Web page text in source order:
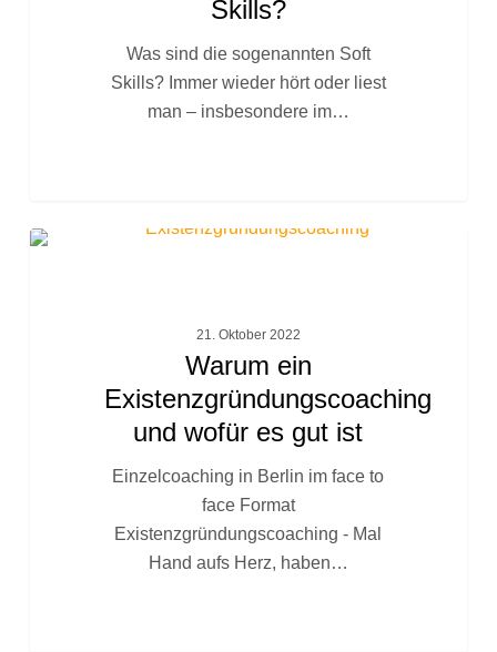
Skills?
Was sind die sogenannten Soft
Skills? Immer wieder hört oder liest
man – insbesondere im…
Warum
und
wofür
gut
ist
21. Oktober 2022
Warum ein
Existenzgründungscoaching
und wofür es gut ist
Einzelcoaching in Berlin im face to
face Format
Existenzgründungscoaching - Mal
Hand aufs Herz, haben…